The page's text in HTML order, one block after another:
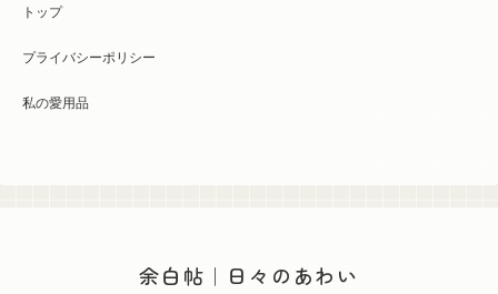
トップ
プライバシーポリシー
私の愛用品
余白帖｜日々のあわい